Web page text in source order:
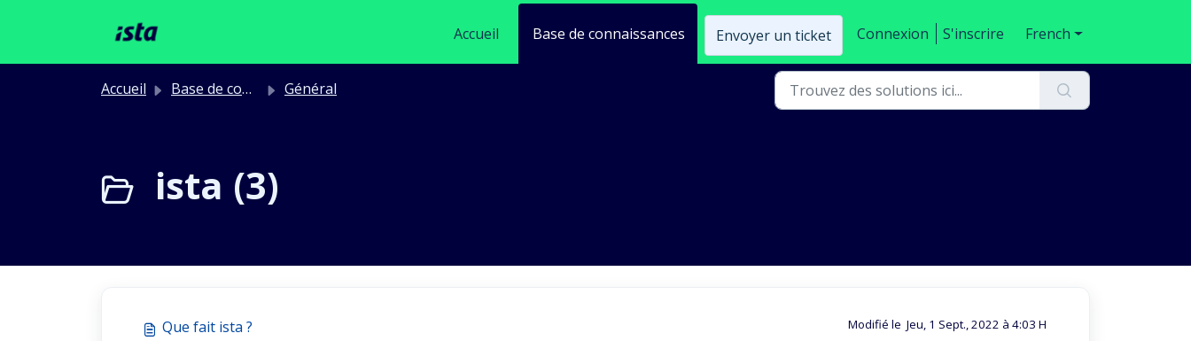
Accueil
Base de connaissances Envoyer un ticket Connexion S'inscrire French
Accueil Base de connaissances Général
ista (3)
Que fait ista ? Modifié le Jeu, 1 Sept., 2022 à 4:03 H